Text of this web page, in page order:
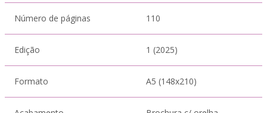
Número de páginas 110
Edição 1 (2025)
Formato A5 (148x210)